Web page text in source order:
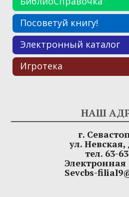
Посоветуй книгу!
Электронный каталог
Игротека
НАШ
г.
ул.
тел. 63-
Электронная
Sevcbs-